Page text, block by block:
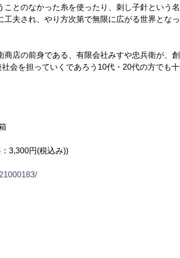
とのなかった糸を使ったり、刺し子針という
夫され、やり方次第で無限に広がる世界とな
商店の前身である、有限会社みすや忠兵衛が、
会を担っていくであろう10代・20代の方でも
円(税込み))